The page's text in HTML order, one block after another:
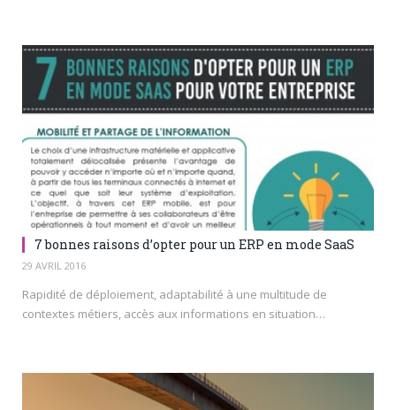
7 bonnes raisons d’opter pour un ERP en mode SaaS
29 AVRIL 2016
Rapidité de déploiement, adaptabilité à une multitude de
contextes métiers, accès aux informations en situation…